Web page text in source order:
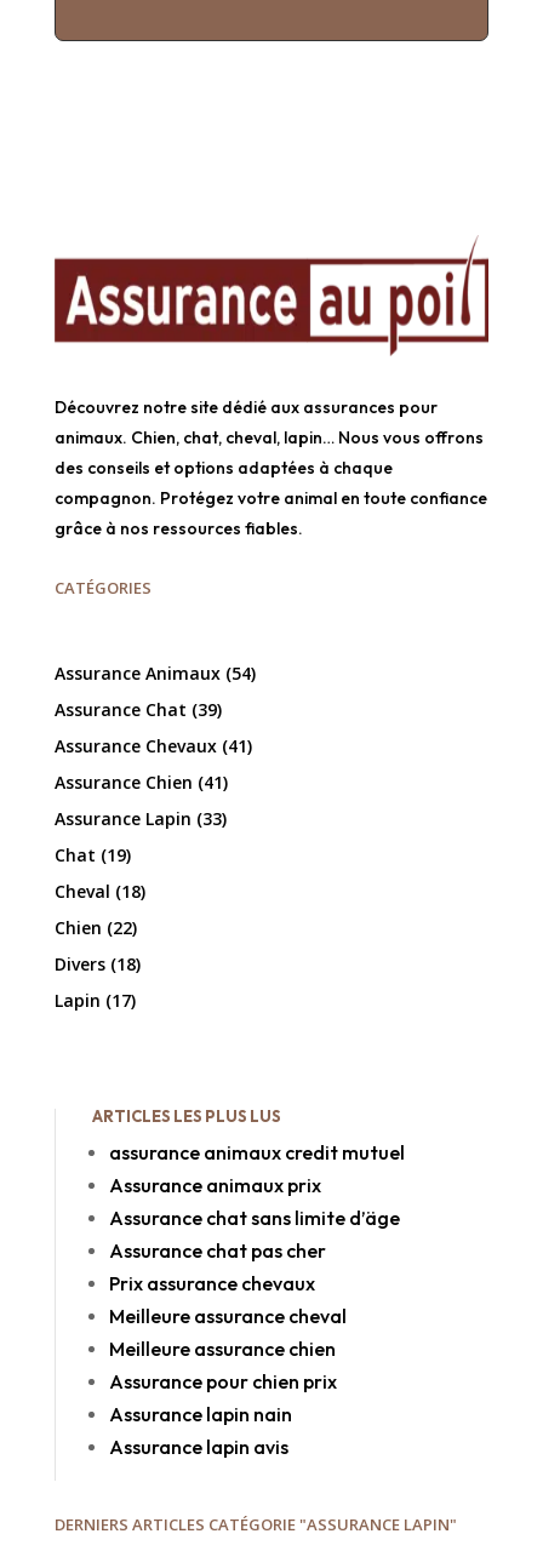
Découvrez notre site dédié aux assurances pour
animaux. Chien, chat, cheval, lapin… Nous vous offrons
des conseils et options adaptées à chaque
compagnon. Protégez votre animal en toute confiance
grâce à nos ressources fiables.
CATÉGORIES
Assurance Animaux(54)
Assurance Chat (39)
Assurance Chevaux(41)
Assurance Chien (41)
Assurance Lapin (33)
Chat (19)
Cheval (18)
Chien (22)
Divers(18)
Lapin (17)
ARTICLES LES PLUS LUS
assurance animaux credit mutuel
Assurance animaux prix
Assurance chat sans limite d’äge
Assurance chat pas cher
Prix assurance chevaux
Meilleure assurance cheval
Meilleure assurance chien
Assurance pour chien prix
Assurance lapin nain
Assurance lapin avis
DERNIERS ARTICLES CATÉGORIE "ASSURANCE LAPIN"